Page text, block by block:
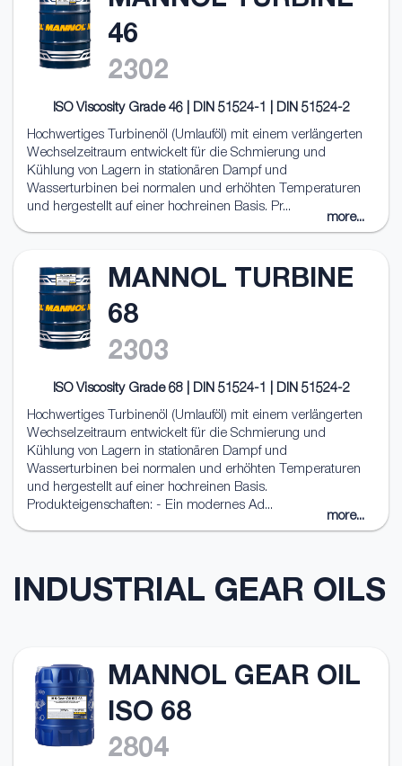
46
2302
ISO Viscosity Grade 46 | DIN 51524-1 | DIN 51524-2
Hochwertiges Turbinenöl (Umlauföl) mit einem verlängerten
Wechselzeitraum entwickelt für die Schmierung und
Kühlung von Lagern in stationären Dampf und
Wasserturbinen bei normalen und erhöhten Temperaturen
und hergestellt auf einer hochreinen Basis. Pr...
more...
MANNOL TURBINE
68
2303
ISO Viscosity Grade 68 | DIN 51524-1 | DIN 51524-2
Hochwertiges Turbinenöl (Umlauföl) mit einem verlängerten
Wechselzeitraum entwickelt für die Schmierung und
Kühlung von Lagern in stationären Dampf und
Wasserturbinen bei normalen und erhöhten Temperaturen
und hergestellt auf einer hochreinen Basis.
Produkteigenschaften: - Ein modernes Ad...
more...
INDUSTRIAL GEAR OILS
MANNOL GEAR OIL
ISO 68
2804